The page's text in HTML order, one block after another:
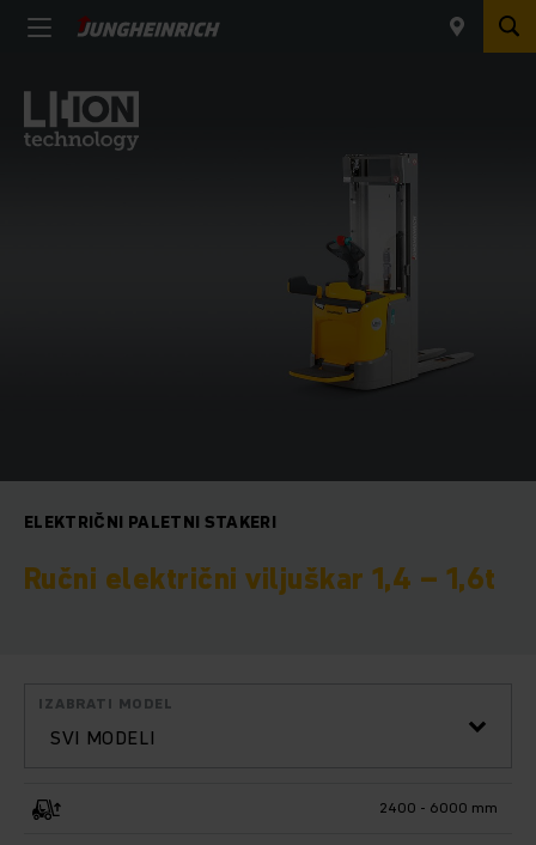
ELEKTRIČNI PALETNI STAKERI
Ručni električni viljuškar 1,4 – 1,6t
SVI MODELI
IZABRATI MODEL
2400 - 6000 mm